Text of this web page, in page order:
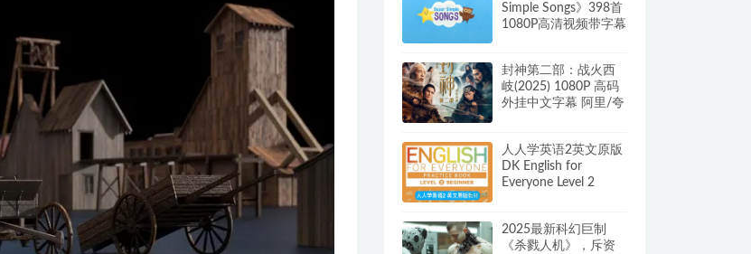
Simple Songs》398首
1080P高清视频带字幕
封神第二部：战火西
岐(2025) 1080P 高码
外挂中文字幕 阿里/夸
人人学英语2英文原版
DK English for
Everyone Level 2
2025最新科幻巨制
《杀戮人机》，斥资